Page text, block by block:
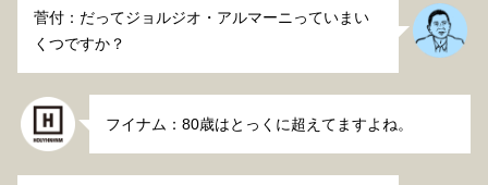
菅付：だってジョルジオ・アルマーニっていまい
くつですか？
フイナム：80歳はとっくに超えてますよね。